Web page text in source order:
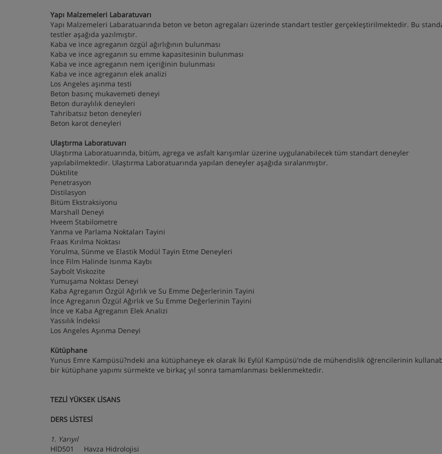
Yapı Malzemeleri Labaratuvarı
Yapı Malzemeleri Labaratuarında beton ve beton agregaları üzerinde standart testler gerçekleştirilmektedir. Bu
testler aşağıda yazılmıştır.
Kaba ve ince agreganın özgül ağırlığının bulunması
Kaba ve ince agreganın su emme kapasitesinin bulunması
Kaba ve ince agreganın nem içeriğinin bulunması
Kaba ve ince agreganın elek analizi
Los Angeles aşınma testi
Beton basınç mukavemeti deneyi
Beton duraylılık deneyleri
Tahribatsız beton deneyleri
Beton karot deneyleri
Ulaştırma Laboratuvarı
Ulaştırma Laboratuarında, bitüm, agrega ve asfalt karışımlar üzerine uygulanabilecek tüm standart deneyler
yapılabilmektedir. Ulaştırma Laboratuarında yapılan deneyler aşağıda sıralanmıştır.
Düktilite
Penetrasyon
Distilasyon
Bitüm Ekstraksiyonu
Marshall Deneyi
Hveem Stabilometre
Yanma ve Parlama Noktaları Tayini
Fraas Kırılma Noktası
Yorulma, Sünme ve Elastik Modül Tayin Etme Deneyleri
İnce Film Halinde Isınma Kaybı
Saybolt Viskozite
Yumuşama Noktası Deneyi
Kaba Agreganın Özgül Ağırlık ve Su Emme Değerlerinin Tayini
İnce Agreganın Özgül Ağırlık ve Su Emme Değerlerinin Tayini
İnce ve Kaba Agreganın Elek Analizi
Yassılık İndeksi
Los Angeles Aşınma Deneyi
Kütüphane
Yunus Emre Kampüsü?ndeki ana kütüphaneye ek olarak İki Eylül Kampüsü'nde de mühendislik öğrencilerinin
bir kütüphane yapımı sürmekte ve birkaç yıl sonra tamamlanması beklenmektedir.
TEZLİ YÜKSEK LİSANS
DERS LİSTESİ
1. Yarıyıl
HİD501 Havza Hidrolojisi